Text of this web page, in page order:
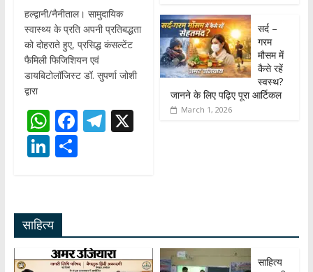
हल्द्वानी/नैनीताल। सामुदायिक
स्वास्थ्य के प्रति अपनी प्रतिबद्धता
को दोहराते हुए, प्रसिद्ध कंसल्टेंट
फैमिली फिजिशियन एवं
डायबिटोलॉजिस्ट डॉ. सुपर्णा जोशी
द्वारा
W
h
at
A
p
p
F
ac
e
o
k
T
m
X
Li
e
dI
n
S
सर्द –
गरम
मौसम में
कैसे रहें
स्वस्थ?
जानने के लिए पढ़िए पूरा आर्टिकल
March 1, 2026
साहित्य
साहित्य